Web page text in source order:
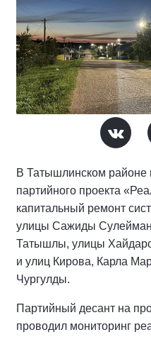
В Татышлинском районе
партийного проекта
капитальный ремонт
улицы Сажиды
Татышлы, улицы
и улиц Кирова, Карла
Чургулды.
Партийный десант на
проводил мониторинг